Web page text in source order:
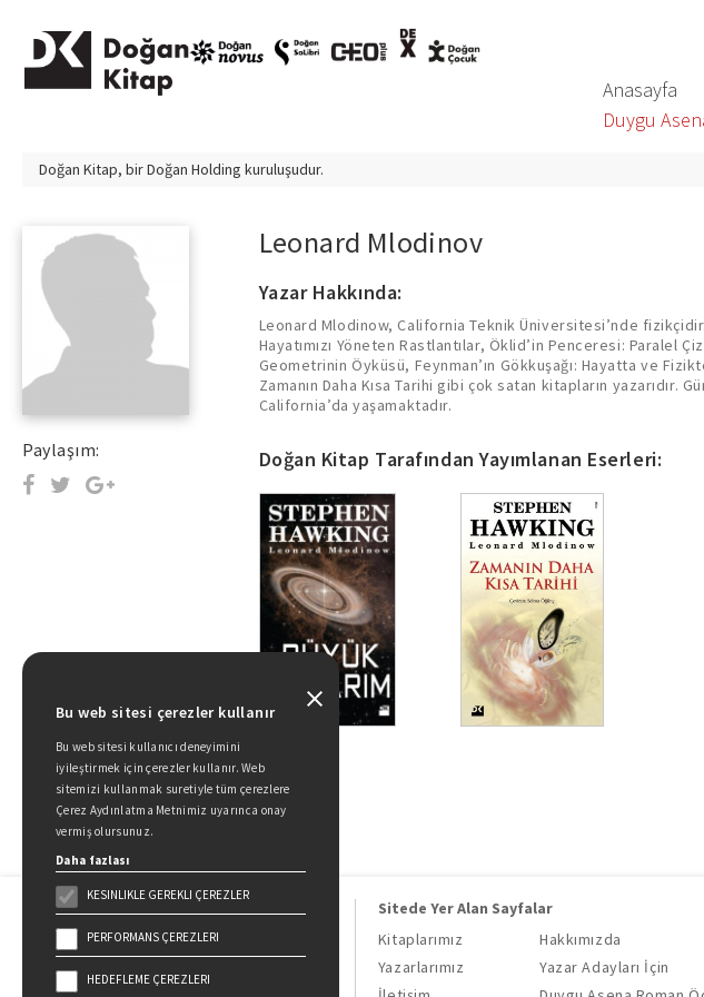
Anasayfa
Duygu
Doğan Kitap, birDoğan Holding kuruluşudur.
Paylaşım:
Leonard Mlodinov
Yazar Hakkında:
Leonard Mlodinow, California Teknik Üniversitesi’nde
Hayatımızı Yöneten Rastlantılar, Öklid’in Penceresi: Paralel
Geometrinin Öyküsü, Feynman’ın Gökkuşağı: Hayatta ve
Zamanın Daha Kısa Tarihi gibi çok satan kitapların yazarıdır.
California’da yaşamaktadır.
Doğan Kitap Tarafından Yayımlanan Eserleri:
Doğan Kitap, bir Doğan Holding
Sitede Yer Alan Sayfalar
Kitaplarımız
Hakkımızda
Yazarlarımız
Yazar Adayları İçin
Bu web sitesi çerezler kullanır
Bu web sitesi kullanıcı deneyimini
iyileştirmek için çerezler kullanır. Web
sitemizi kullanmak suretiyle tüm çerezlere
Çerez Aydınlatma Metnimiz uyarınca onay
vermiş olursunuz.
Daha fazlası
KESINLIKLE GEREKLI ÇEREZLER
PERFORMANS ÇEREZLERI
HEDEFLEME ÇEREZLERI